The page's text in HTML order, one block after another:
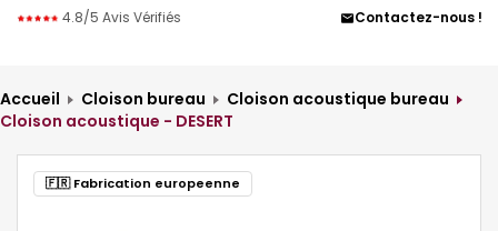
4.8/5 Avis Vérifiés Contactez-nous !
Accueil Cloison bureau
Cloison acoustique bureau
Cloison acoustique - DESERT